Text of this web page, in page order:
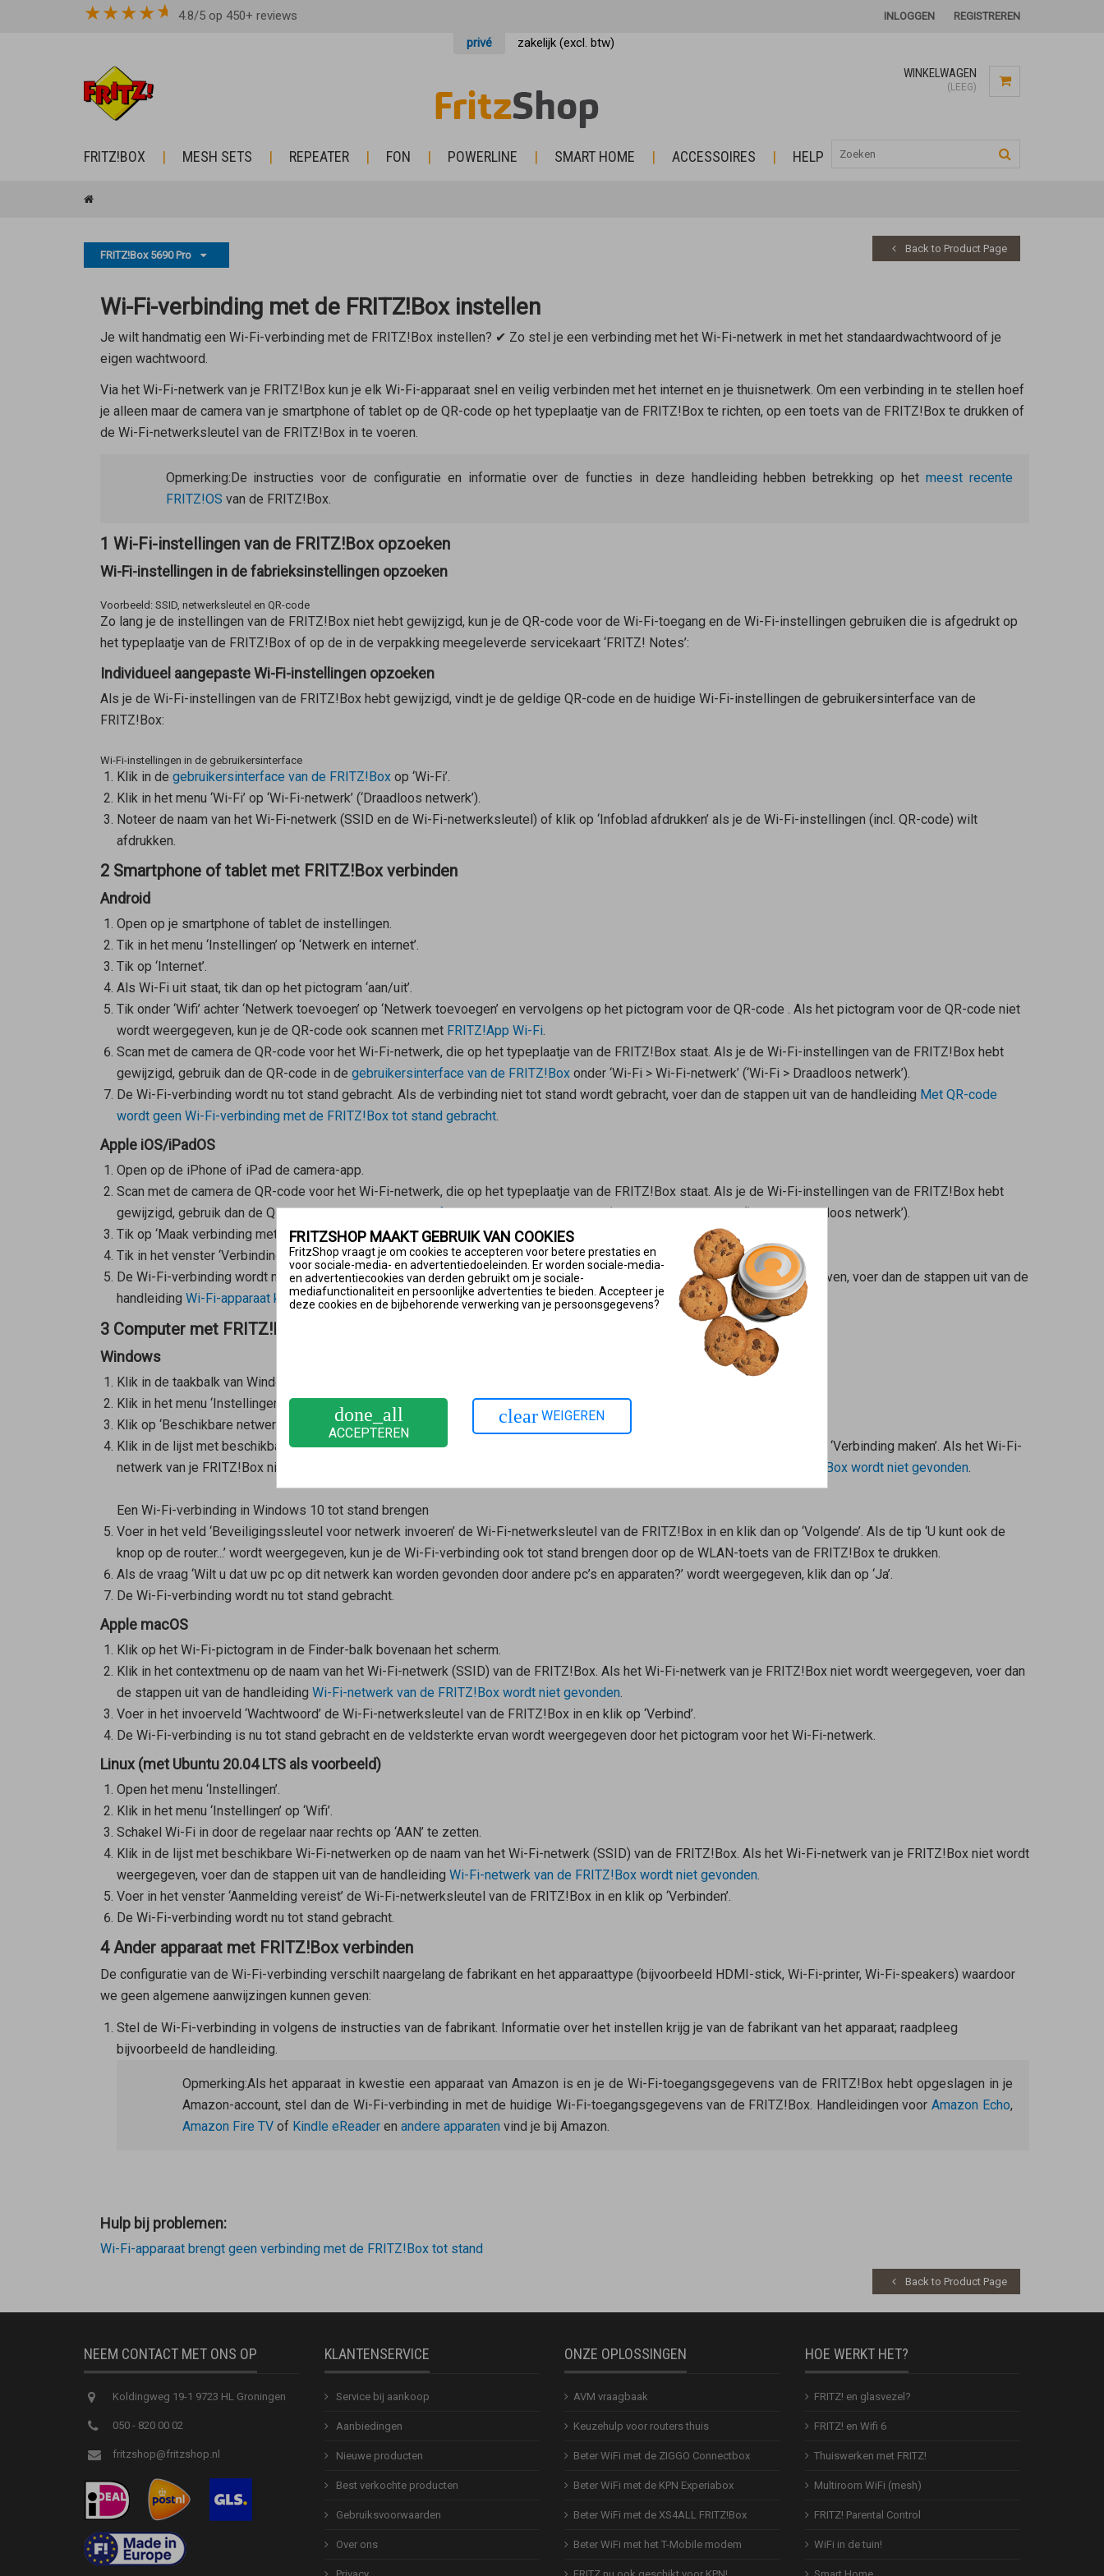
★★★★ 4.8/5 op 450+ reviews INLOGGEN REGISTREREN
privé zakelijk (excl. btw)
WINKELWAGEN
(LEEG)
FRITZ!BOX MESH SETS REPEATER FON POWERLINE SMART HOME ACCESSOIRES HELP
FRITZ!Box 5690 Pro
Back to Product Page
Wi-Fi-verbinding met de FRITZ!Box instellen
Je wilt handmatig een Wi-Fi-verbinding met de FRITZ!Box instellen? ✔ Zo stel je een verbinding met het Wi-Fi-netwerk in met het standaardwachtwoord of je
eigen wachtwoord.
Via het Wi-Fi-netwerk van je FRITZ!Box kun je elk Wi-Fi-apparaat snel en veilig verbinden met het internet en je thuisnetwerk. Om een verbinding in te stellen hoef
je alleen maar de camera van je smartphone of tablet op de QR-code op het typeplaatje van de FRITZ!Box te richten, op een toets van de FRITZ!Box te drukken of
de Wi-Fi-netwerksleutel van de FRITZ!Box in te voeren.
Opmerking: De instructies voor de configuratie en informatie over de functies in deze handleiding hebben betrekking op het meest recente
FRITZ!OS van de FRITZ!Box.
1 Wi-Fi-instellingen van de FRITZ!Box opzoeken
Wi-Fi-instellingen in de fabrieksinstellingen opzoeken
Voorbeeld: SSID, netwerksleutel en QR-code
Zo lang je de instellingen van de FRITZ!Box niet hebt gewijzigd, kun je de QR-code voor de Wi-Fi-toegang en de Wi-Fi-instellingen gebruiken die is afgedrukt op
het typeplaatje van de FRITZ!Box of op de in de verpakking meegeleverde servicekaart ‘FRITZ! Notes’:
Individueel aangepaste Wi-Fi-instellingen opzoeken
Als je de Wi-Fi-instellingen van de FRITZ!Box hebt gewijzigd, vindt je de geldige QR-code en de huidige Wi-Fi-instellingen de gebruikersinterface van de
FRITZ!Box:
Wi-Fi-instellingen in de gebruikersinterface
Klik in de gebruikersinterface van de FRITZ!Boxop ‘Wi-Fi’.
Klik in het menu ‘Wi-Fi’ op ‘Wi-Fi-netwerk’ (‘Draadloos netwerk’).
Noteer de naam van het Wi-Fi-netwerk (SSID en de Wi-Fi-netwerksleutel) of klik op ‘Infoblad afdrukken’ als je de Wi-Fi-instellingen (incl. QR-code) wilt
afdrukken.
2 Smartphone of tablet met FRITZ!Box verbinden
Android
Open op je smartphone of tablet de instellingen.
Tik in het menu ‘Instellingen’ op ‘Netwerk en internet’.
Tik op ‘Internet’.
Als Wi-Fi uit staat, tik dan op het pictogram ‘aan/uit’.
Tik onder ‘Wifi’ achter ‘Netwerk toevoegen’ op ‘Netwerk toevoegen’ en vervolgens op het pictogram voor de QR-code . Als het pictogram voor de QR-code niet
wordt weergegeven, kun je de QR-code ook scannen met FRITZ!App Wi-Fi.
Scan met de camera de QR-code voor het Wi-Fi-netwerk, die op het typeplaatje van de FRITZ!Box staat. Als je de Wi-Fi-instellingen van de FRITZ!Box hebt
gewijzigd, gebruik dan de QR-code in de gebruikersinterface van de FRITZ!Boxonder ‘Wi-Fi > Wi-Fi-netwerk’ (‘Wi-Fi > Draadloos netwerk’).
De Wi-Fi-verbinding wordt nu tot stand gebracht. Als de verbinding niet tot stand wordt gebracht, voer dan de stappen uit van de handleiding Met QR-code
wordt geen Wi-Fi-verbinding met de FRITZ!Box tot stand gebracht.
Apple iOS/iPadOS
Open op de iPhone of iPad de camera-app.
Scan met de camera de QR-code voor het Wi-Fi-netwerk, die op het typeplaatje van de FRITZ!Box staat. Als je de Wi-Fi-instellingen van de FRITZ!Box hebt
gewijzigd, gebruik dan de QR-code in degebruikersinterface van de FRITZ!Boxonder ‘Wi-Fi > Wi-Fi-netwerk’ (‘Wi-Fi > Draadloos netwerk’).
Tik op ‘Maak verbinding met Netwerk [...]’.
Tik in het venster ‘Verbinding maken met wifinetwerk [...]’ op ‘Verbind’.
De Wi-Fi-verbinding wordt nu tot stand gebracht. Als de melding ‘Geen verbinding mogelijk met netwerk [...]’ wordt weergegeven, voer dan de stappen uit van de
handleiding Wi-Fi-apparaat kan met QR-code geen verbinding met de FRITZ!Box tot stand brengen.
3 Computer met FRITZ!Box verbinden
Windows
Klik in de taakbalk van Windows op
Klik in het menu ‘Instellingen’ op ‘Netwerk en internet’ en vervolgens op ‘Wi-Fi’.
Klik op ‘Beschikbare netwerken weergegeven’.
Klik in de lijst met beschikbare netwerken op de naam van het Wi-Fi-netwerk (SSID) van de FRITZ!Box en klik vervolgens op ‘Verbinding maken’. Als het Wi-Fi-
netwerk van je FRITZ!Box niet wordt weergegeven, voer dan de stappen uit van de handleiding
Wi-Fi-netwerk van de FRITZ!Box wordt niet gevonden
Een Wi-Fi-verbinding in Windows 10 tot stand brengen
Voer in het veld ‘Beveiligingssleutel voor netwerk invoeren’ de Wi-Fi-netwerksleutel van de FRITZ!Box in en klik dan op ‘Volgende’. Als de tip ‘U kunt ook de
knop op de router...’ wordt weergegeven, kun je de Wi-Fi-verbinding ook tot stand brengen door op de WLAN-toets van de FRITZ!Box te drukken.
Als de vraag ‘Wilt u dat uw pc op dit netwerk kan worden gevonden door andere pc’s en apparaten?’ wordt weergegeven, klik dan op ‘Ja’.
De Wi-Fi-verbinding wordt nu tot stand gebracht.
Apple macOS
Klik op het Wi-Fi-pictogram in de Finder-balk bovenaan het scherm.
Klik in het contextmenu op de naam van het Wi-Fi-netwerk (SSID) van de FRITZ!Box. Als het Wi-Fi-netwerk van je FRITZ!Box niet wordt weergegeven, voer dan
de stappen uit van de handleiding Wi-Fi-netwerk van de FRITZ!Box wordt niet gevonden.
Voer in het invoerveld ‘Wachtwoord’ de Wi-Fi-netwerksleutel van de FRITZ!Box in en klik op ‘Verbind’.
De Wi-Fi-verbinding is nu tot stand gebracht en de veldsterkte ervan wordt weergegeven door het pictogram voor het Wi-Fi-netwerk.
Linux (met Ubuntu 20.04 LTS als voorbeeld)
Open het menu ‘Instellingen’.
Klik in het menu ‘Instellingen’ op ‘Wifi’.
Schakel Wi-Fi in door de regelaar naar rechts op ‘AAN’ te zetten.
Klik in de lijst met beschikbare Wi-Fi-netwerken op de naam van het Wi-Fi-netwerk (SSID) van de FRITZ!Box. Als het Wi-Fi-netwerk van je FRITZ!Box niet wordt
weergegeven, voer dan de stappen uit van de handleiding Wi-Fi-netwerk van de FRITZ!Box wordt niet gevonden.
Voer in het venster ‘Aanmelding vereist’ de Wi-Fi-netwerksleutel van de FRITZ!Box in en klik op ‘Verbinden’.
De Wi-Fi-verbinding wordt nu tot stand gebracht.
4 Ander apparaat met FRITZ!Box verbinden
De configuratie van de Wi-Fi-verbinding verschilt naargelang de fabrikant en het apparaattype (bijvoorbeeld HDMI-stick, Wi-Fi-printer, Wi-Fi-speakers) waardoor
we geen algemene aanwijzingen kunnen geven:
Stel de Wi-Fi-verbinding in volgens de instructies van de fabrikant. Informatie over het instellen krijg je van de fabrikant van het apparaat; raadpleeg
bijvoorbeeld de handleiding.
Opmerking:Als het apparaat in kwestie een apparaat van Amazon is en je de Wi-Fi-toegangsgegevens van de FRITZ!Box hebt opgeslagen in je
Amazon-account, stel dan de Wi-Fi-verbinding in met de huidige Wi-Fi-toegangsgegevens van de FRITZ!Box. Handleidingen voor Amazon Echo,
Amazon Fire TVof Kindle eReaderen andere apparaten vind je bij Amazon.
Hulp bij problemen:
Wi-Fi-apparaat brengt geen verbinding met de FRITZ!Box tot stand
Back to Product Page
NEEM CONTACT MET ONS OP
Koldingweg 19-1 9723 HL Groningen
050 - 820 00 02
fritzshop@fritzshop.nl
KLANTENSERVICE
Service bij aankoop
Aanbiedingen
Nieuwe producten
Best verkochte producten
Gebruiksvoorwaarden
Over ons
ONZE OPLOSSINGEN
AVM vraagbaak
Keuzehulp voor routers thuis
Beter WiFi met de ZIGGO Connectbox
Beter WiFi met de KPN Experiabox
Beter WiFi met de XS4ALL FRITZ!Box
Beter WiFi met het T-Mobile modem
HOE WERKT HET?
FRITZ! en glasvezel?
FRITZ! en Wifi 6
Thuiswerken met FRITZ!
Multiroom WiFi (mesh)
FRITZ! Parental Control
WiFi in de tuin!
FRITZSHOP MAAKT GEBRUIK VAN COOKIES
FritzShop vraagt je om cookies te accepteren voor betere prestaties en
voor sociale-media- en advertentiedoeleinden. Er worden sociale-media-
en advertentiecookies van derden gebruikt om je sociale-
mediafunctionaliteit en persoonlijke advertenties te bieden. Accepteer je
deze cookies en de bijbehorende verwerking van je persoonsgegevens?
done_all
ACCEPTEREN
clear WEIGEREN